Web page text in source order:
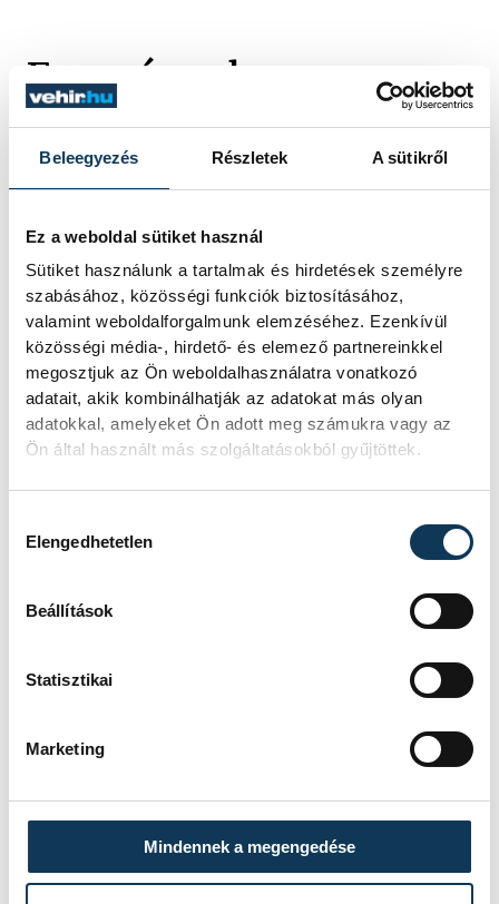
Beleegyezés Részletek A sütikről
Ez a weboldal sütiket használ
Sütiket használunk a tartalmak és hirdetések személyre
szabásához, közösségi funkciók biztosításához,
valamint weboldalforgalmunk elemzéséhez. Ezenkívül
közösségi média-, hirdető- és elemező partnereinkkel
megosztjuk az Ön weboldalhasználatra vonatkozó
adatait, akik kombinálhatják az adatokat más olyan
adatokkal, amelyeket Ön adott meg számukra vagy az
Ön által használt más szolgáltatásokból gyűjtöttek.
Elengedhetetlen
Beállítások
Statisztikai
Marketing
Mindennek a megengedése
Események
KORÁBBI ESEMÉNYEK BETÖLTÉSE
SOROZAT NŐI RÖPLABDA NB I LIGA,
DÖNTŐ, 2025/26
HAZAI
VEHIR-VESC
VENDÉG
BVSC-ZUGLÓ
IDŐPONT
2026. ÁPRILIS 26. 16:00
HELYSZÍN
VESZPRÉM, TÁNCSICS
MIHÁLY SZAKGIMNÁZIUM
EREDMÉNY
3-0
NŐI RÖPLABDA NB I LIGA,
IDŐPONT
BUDAPEST, SZŐNYI ÚT 2.
RÉSZLETEK
SOROZAT NŐI RÖPLABDA NB I,